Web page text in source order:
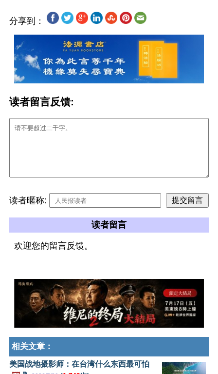
分享到：
读者留言反馈:
读者暱称:
读者留言
欢迎您的留言反馈。
相关文章：
美国战地摄影师：在台湾什么东西最可怕